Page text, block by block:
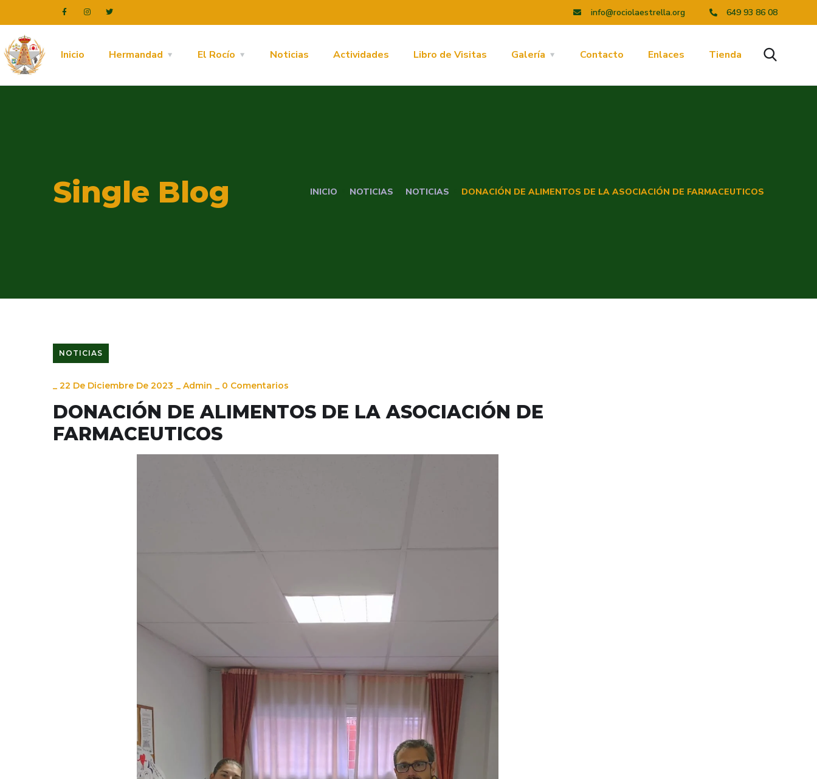
info@rociolaestrella.org 649 93 86 08
Inicio Hermandad El Rocío Noticias Actividades Libro de Visitas Galería Contacto Enlaces Tienda
Single Blog INICIO NOTICIAS NOTICIAS DONACIÓN DE ALIMENTOS DE LA ASOCIACIÓN DE FARMACEUTICOS
NOTICIAS
_ 22 De Diciembre De 2023 _ Admin _ 0 Comentarios
DONACIÓN DE ALIMENTOS DE LA ASOCIACIÓN DE
FARMACEUTICOS